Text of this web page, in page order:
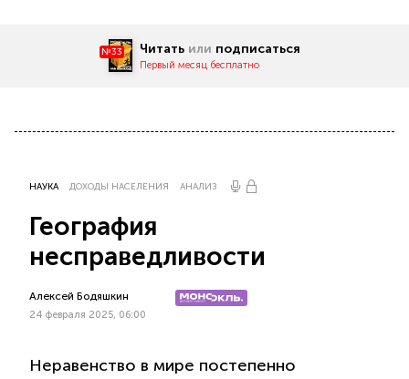
№33 Читать или подписаться
Первый месяц бесплатно
НАУКА ДОХОДЫ НАСЕЛЕНИЯ АНАЛИЗ
География
несправедливости
Алексей Бодяшкин
24 февраля 2025, 06:00
Неравенство в мире постепенно